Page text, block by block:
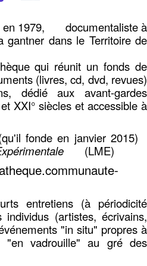
en 1979,
documentaliste à
gantner dans le Territoire de
qui réunit un fonds de
(livres, cd, dvd, revues)
dédié aux avant-gardes
XXI° siècles et accessible à
fonde en janvier 2015)
(LME)
entretiens (à périodicité
individus (artistes, écrivains,
"in situ" propres à
"en vadrouille" au gré des